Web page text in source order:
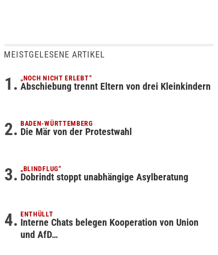
MEISTGELESENE ARTIKEL
„NOCH NICHT ERLEBT“
Abschiebung trennt Eltern von drei Kleinkindern
BADEN-WÜRTTEMBERG
Die Mär von der Protestwahl
„BLINDFLUG“
Dobrindt stoppt unabhängige Asylberatung
ENTHÜLLT
Interne Chats belegen Kooperation von Union
und AfD…